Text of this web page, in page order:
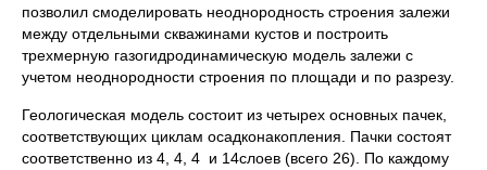
позволил смоделировать неоднородность строения залежи
между отдельными скважинами кустов и построить
трехмерную газогидродинамическую модель залежи с
учетом неоднородности строения по площади и по разрезу.
Геологическая модель состоит из четырех основных пачек,
соответствующих циклам осадконакопления. Пачки состоят
соответственно из 4, 4, 4 и 14слоев (всего 26). По каждому